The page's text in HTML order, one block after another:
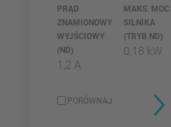
PRĄD
ZNAMIONOWY
WYJŚCIOWY
(ND)
1,2 A
MAKS. MOC
SILNIKA
(TRYB ND)
0,18 kW
PORÓWNAJ